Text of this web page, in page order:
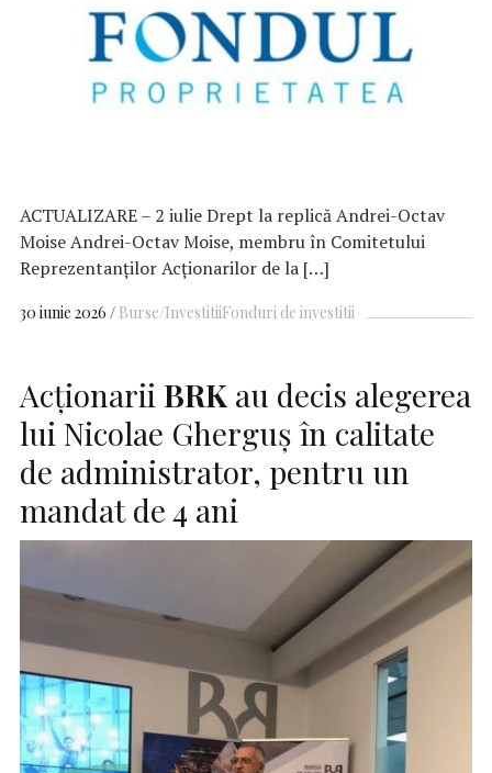
ACTUALIZARE – 2 iulie Drept la replică Andrei-Octav
Moise Andrei-Octav Moise, membru în Comitetului
Reprezentanților Acționarilor de la […]
30 iunie 2026 Burse/InvestitiiFonduri de investitii
Acţionarii BRK au decis alegerea
lui Nicolae Gherguş în calitate
de administrator, pentru un
mandat de 4 ani